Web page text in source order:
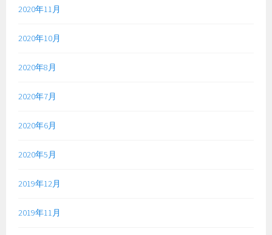
2020年11月
2020年10月
2020年8月
2020年7月
2020年6月
2020年5月
2019年12月
2019年11月